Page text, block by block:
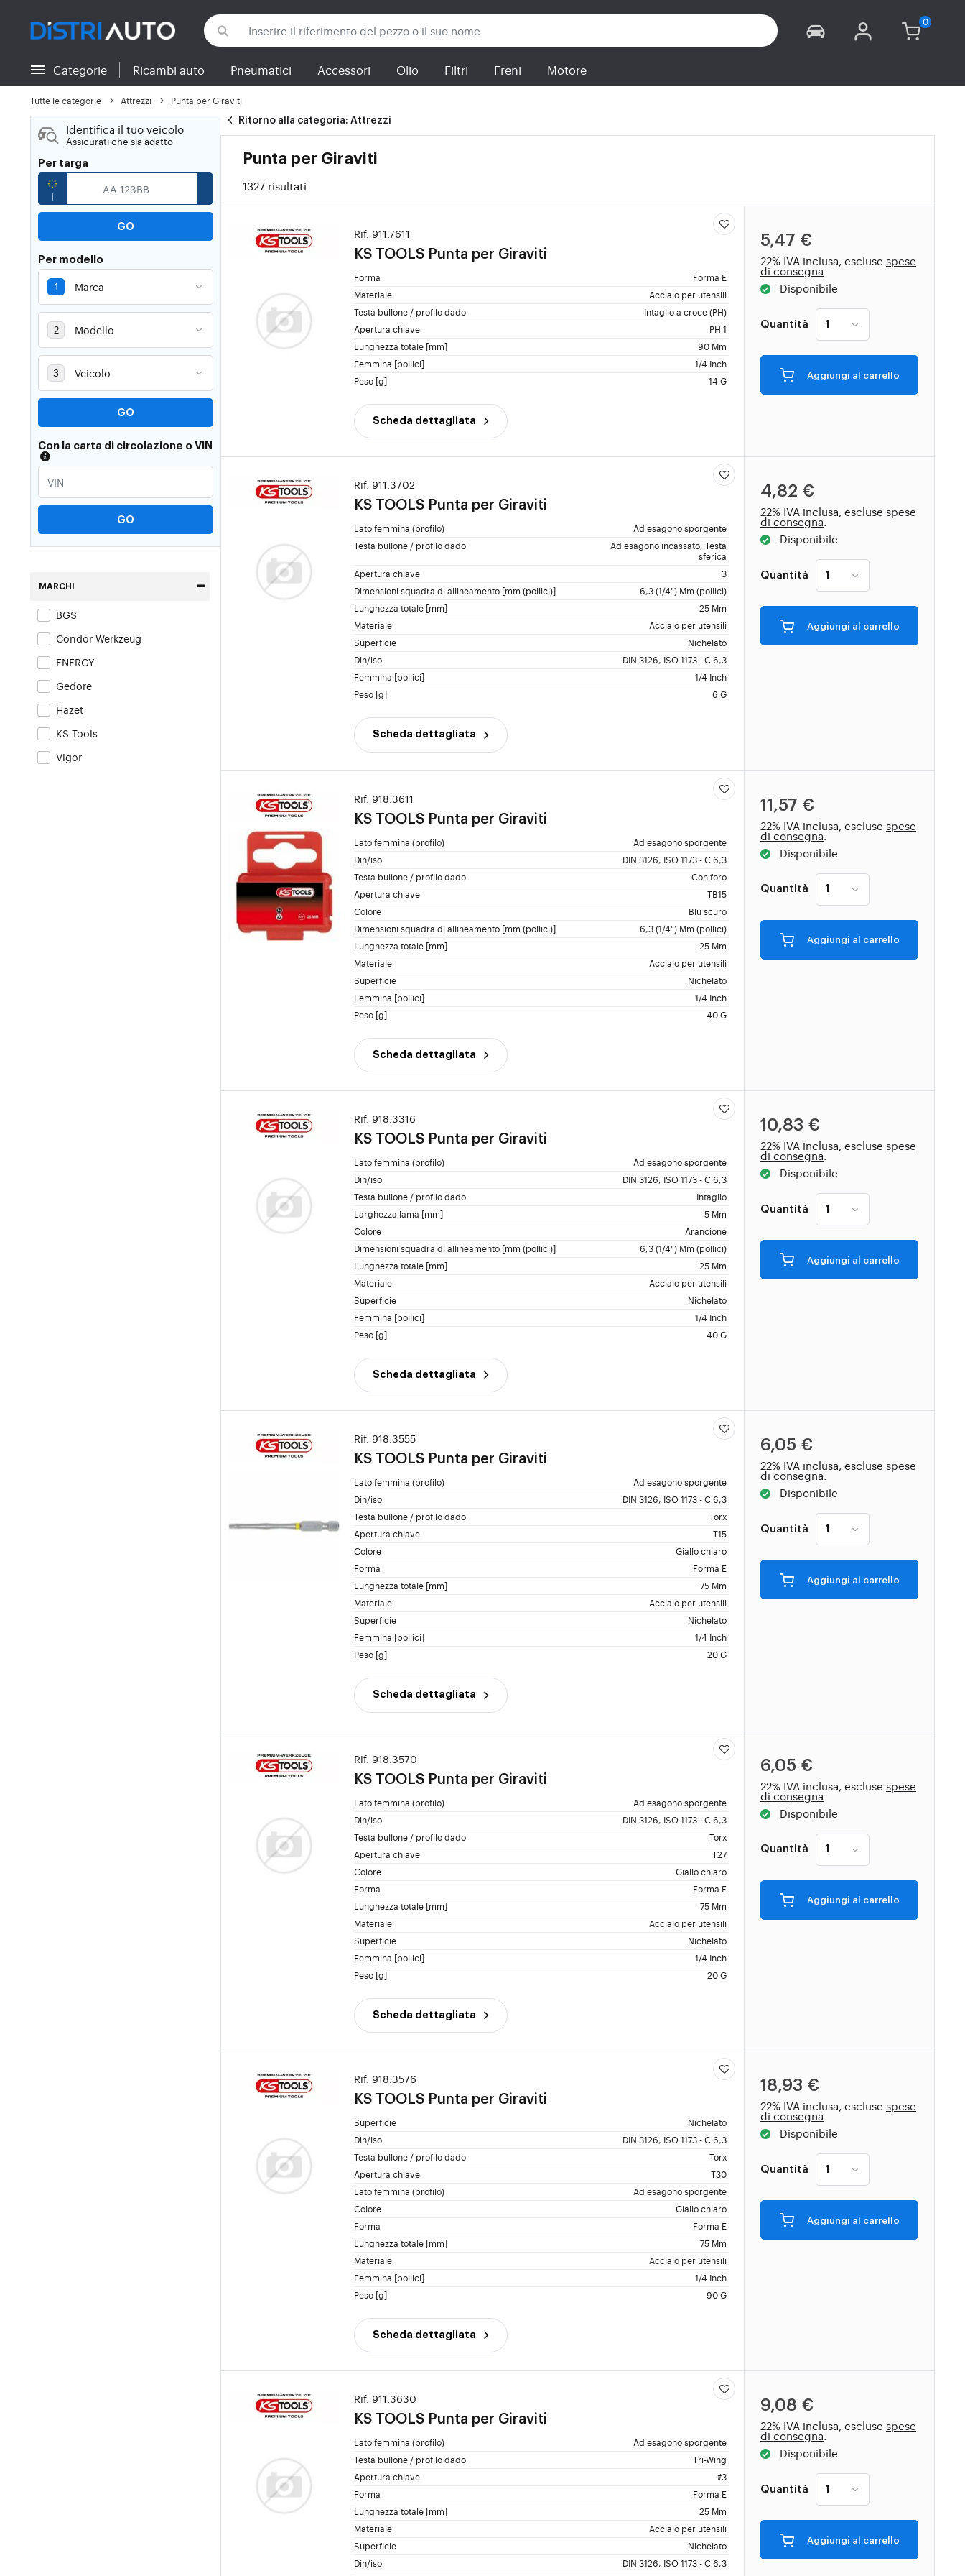
Torna alle categorie
Categorie Ricambi auto Pneumatici Accessori Olio Filtri Freni Motore
Tutte le categorie Attrezzi Punta per Giraviti
Identifica il tuo veicolo
Assicurati che sia adatto
Per targa
GO
Per modello
GO
Con la carta di circolazione o VIN
GO
MARCHI
BGS
Condor Werkzeug
ENERGY
Gedore
Hazet
KS Tools
Vigor
Ritorno alla categoria: Attrezzi
Punta per Giraviti
1327 risultati
Rif. 911.7611
KS TOOLS Punta per Giraviti
Forma
Forma E
Materiale
Acciaio per utensili
Testa bullone / profilo dado
Intaglio a croce (PH)
Apertura chiave
PH 1
Lunghezza totale [mm]
90 Mm
Femmina [pollici]
1/4 Inch
Peso [g]
14 G
Scheda dettagliata
5,47 €
22% IVA inclusa, escluse spese
di consegna
Disponibile
Quantità
Aggiungi al carrello
Rif. 911.3702
KS TOOLS Punta per Giraviti
Lato femmina (profilo)
Ad esagono sporgente
Testa bullone / profilo dado
Ad esagono incassato, Testa
sferica
Apertura chiave
3
Dimensioni squadra di allineamento [mm (pollici)]
6,3 (1/4") Mm (pollici)
Lunghezza totale [mm]
25 Mm
Materiale
Acciaio per utensili
Superficie
Nichelato
Din/iso
DIN 3126, ISO 1173 - C 6,3
Femmina [pollici]
1/4 Inch
Peso [g]
6 G
Scheda dettagliata
4,82 €
22% IVA inclusa, escluse spese
di consegna.
Disponibile
Quantità
Aggiungi al carrello
Rif. 918.3611
KS TOOLS Punta per Giraviti
Lato femmina (profilo)
Ad esagono sporgente
Din/iso
DIN 3126, ISO 1173 - C 6,3
Testa bullone / profilo dado
Con foro
Apertura chiave
TB15
Colore
Blu scuro
Dimensioni squadra di allineamento [mm (pollici)]
6,3 (1/4") Mm (pollici)
Lunghezza totale [mm]
25 Mm
Materiale
Acciaio per utensili
Superficie
Nichelato
Femmina [pollici]
1/4 Inch
Peso [g]
40 G
Scheda dettagliata
11,57 €
22% IVA inclusa, escluse spese
di consegna.
Disponibile
Quantità
Aggiungi al carrello
Rif. 918.3316
KS TOOLS Punta per Giraviti
Lato femmina (profilo)
Ad esagono sporgente
Din/iso
DIN 3126, ISO 1173 - C 6,3
Testa bullone / profilo dado
Intaglio
Larghezza lama [mm]
5 Mm
Colore
Arancione
Dimensioni squadra di allineamento [mm (pollici)]
6,3 (1/4") Mm (pollici)
Lunghezza totale [mm]
25 Mm
Materiale
Acciaio per utensili
Superficie
Nichelato
Femmina [pollici]
1/4 Inch
Peso [g]
40 G
Scheda dettagliata
10,83 €
22% IVA inclusa, escluse spese
di consegna
Disponibile
Quantità
Aggiungi al carrello
Rif. 918.3555
KS TOOLS Punta per Giraviti
Lato femmina (profilo)
Ad esagono sporgente
Din/iso
DIN 3126, ISO 1173 - C 6,3
Testa bullone / profilo dado
Torx
Apertura chiave
T15
Colore
Giallo chiaro
Forma
Forma E
Lunghezza totale [mm]
75 Mm
Materiale
Acciaio per utensili
Superficie
Nichelato
Femmina [pollici]
1/4 Inch
Peso [g]
20 G
Scheda dettagliata
6,05 €
22% IVA inclusa, escluse spese
di consegna.
Disponibile
Quantità
Aggiungi al carrello
Rif. 918.3570
KS TOOLS Punta per Giraviti
Lato femmina (profilo)
Ad esagono sporgente
Din/iso
DIN 3126, ISO 1173 - C 6,3
Testa bullone / profilo dado
Torx
Apertura chiave
T27
Colore
Giallo chiaro
Forma
Forma E
Lunghezza totale [mm]
75 Mm
Materiale
Acciaio per utensili
Superficie
Nichelato
Femmina [pollici]
1/4 Inch
Peso [g]
20 G
Scheda dettagliata
6,05 €
22% IVA inclusa, escluse spese
di consegna.
Disponibile
Quantità
Aggiungi al carrello
Rif. 918.3576
KS TOOLS Punta per Giraviti
Superficie
Nichelato
Din/iso
DIN 3126, ISO 1173 - C 6,3
Testa bullone / profilo dado
Torx
Apertura chiave
T30
Lato femmina (profilo)
Ad esagono sporgente
Colore
Giallo chiaro
Forma
Forma E
Lunghezza totale [mm]
75 Mm
Materiale
Acciaio per utensili
Femmina [pollici]
1/4 Inch
Peso [g]
90 G
Scheda dettagliata
18,93 €
22% IVA inclusa, escluse spese
di consegna
Disponibile
Quantità
Aggiungi al carrello
Rif. 911.3630
KS TOOLS Punta per Giraviti
Lato femmina (profilo)
Ad esagono sporgente
Testa bullone / profilo dado
Tri-Wing
Apertura chiave
#3
Forma
Forma E
Lunghezza totale [mm]
25 Mm
Materiale
Acciaio per utensili
Superficie
Nichelato
Din/iso
DIN 3126, ISO 1173 - C 6,3
9,08 €
22% IVA inclusa, escluse spese
di consegna.
Disponibile
Quantità
Aggiungi al carrello